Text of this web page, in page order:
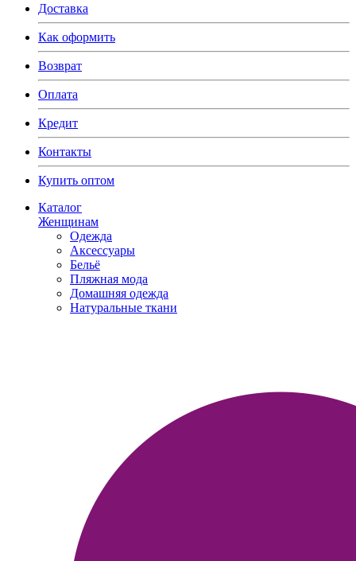
Доставка
Как оформить
Возврат
Оплата
Кредит
Контакты
Купить оптом
Каталог
Женщинам
Одежда
Аксессуары
Бельё
Пляжная мода
Домашняя одежда
Натуральные ткани